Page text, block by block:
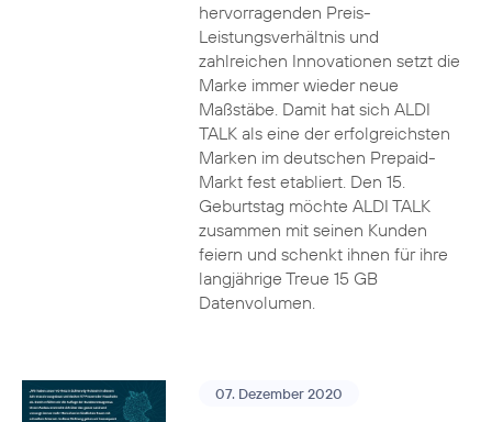
hervorragenden Preis-
Leistungsverhältnis und
zahlreichen Innovationen setzt die
Marke immer wieder neue
Maßstäbe. Damit hat sich ALDI
TALK als eine der erfolgreichsten
Marken im deutschen Prepaid-
Markt fest etabliert. Den 15.
Geburtstag möchte ALDI TALK
zusammen mit seinen Kunden
feiern und schenkt ihnen für ihre
langjährige Treue 15 GB
Datenvolumen.
07. Dezember 2020